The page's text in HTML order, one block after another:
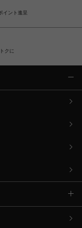
イント進呈
クに